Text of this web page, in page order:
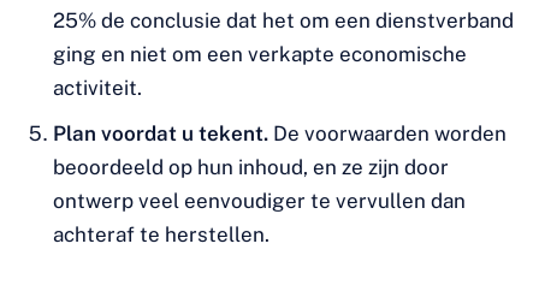
25% de conclusie dat het om een dienstverband
ging en niet om een verkapte economische
activiteit.
Plan voordat u tekent. De voorwaarden worden
beoordeeld op hun inhoud, en ze zijn door
ontwerp veel eenvoudiger te vervullen dan
achteraf te herstellen.